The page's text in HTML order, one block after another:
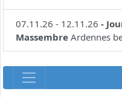
07.11.26 - 12.11.26 -
Massembre Ardennes